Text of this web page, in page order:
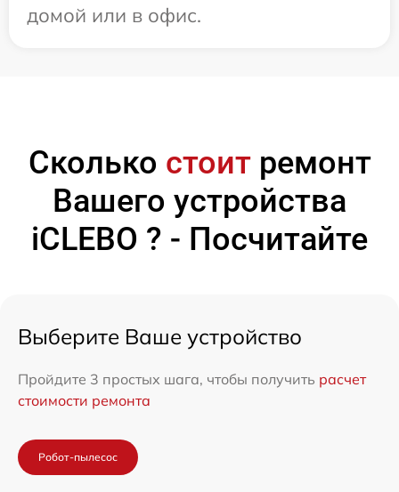
домой или в офис.
Сколько стоитремонт
Вашего устройства
iCLEBO ? - Посчитайте
Выберите Ваше устройство
Пройдите 3 простых шага, чтобы получить расчет
стоимости ремонта
Робот-пылесос